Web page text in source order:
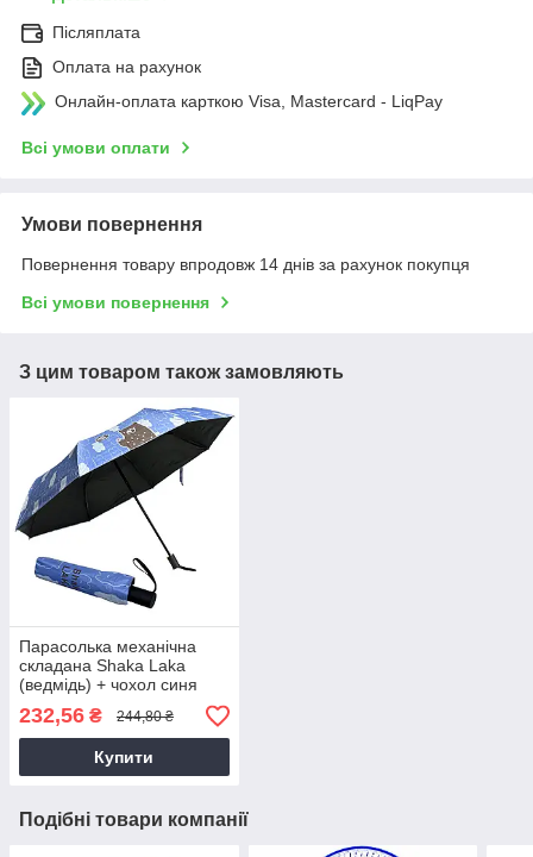
Післяплата
Оплата на рахунок
Онлайн-оплата карткою Visa, Mastercard - LiqPay
Всі умови оплати
Умови повернення
Повернення товару впродовж 14 днів за рахунок покупця
Всі умови повернення
З цим товаром також замовляють
Парасолька механічна
складана Shaka Laka
(ведмідь) + чохол синя
27см/Д:105см/325г,
Парасоля з ведмедем
232,56 ₴ 244,80 ₴
Купити
Подібні товари компанії